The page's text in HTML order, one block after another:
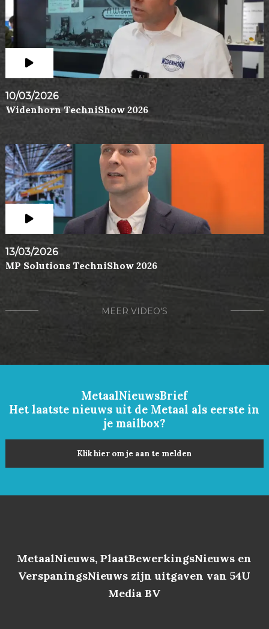
10/03/2026
Widenhorn TechniShow 2026
13/03/2026
MP Solutions TechniShow 2026
MEER VIDEO'S
MetaalNieuwsBrief
Het laatste nieuws uit de Metaal als eerste in
je mailbox?
Klik hier om je aan te melden
MetaalNieuws, PlaatBewerkingsNieuws en
VerspaningsNieuws zijn uitgaven van 54U
Media BV